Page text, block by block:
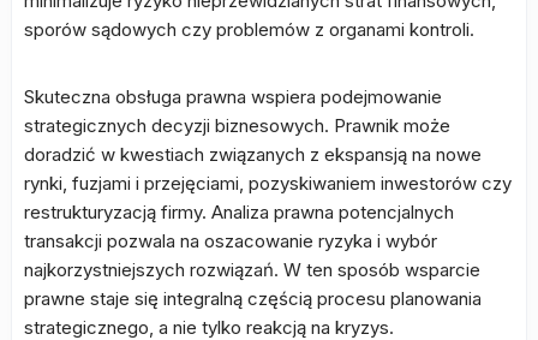
sporów sądowych czy problemów z organami kontroli.
Skuteczna obsługa prawna wspiera podejmowanie
strategicznych decyzji biznesowych. Prawnik może
doradzić w kwestiach związanych z ekspansją na nowe
rynki, fuzjami i przejęciami, pozyskiwaniem inwestorów czy
restrukturyzacją firmy. Analiza prawna potencjalnych
transakcji pozwala na oszacowanie ryzyka i wybór
najkorzystniejszych rozwiązań. W ten sposób wsparcie
prawne staje się integralną częścią procesu planowania
strategicznego, a nie tylko reakcją na kryzys.